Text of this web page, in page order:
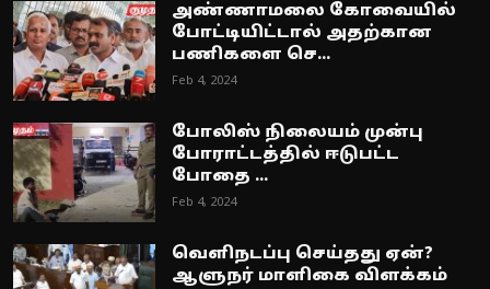
அண்ணாமலை கோவையில்
போட்டியிட்டால் அதற்கான
பணிகளை செ...
Feb 4, 2024
போலிஸ் நிலையம் முன்பு
போராட்டத்தில் ஈடுபட்ட
போதை ...
Feb 4, 2024
வெளிநடப்பு செய்தது ஏன்?
ஆளுநர் மாளிகை விளக்கம்